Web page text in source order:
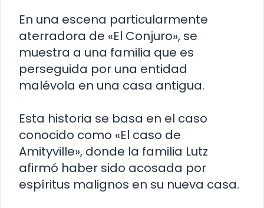
En una escena particularmente
aterradora de «El Conjuro», se
muestra a una familia que es
perseguida por una entidad
malévola en una casa antigua.
Esta historia se basa en el caso
conocido como «El caso de
Amityville», donde la familia Lutz
afirmó haber sido acosada por
espíritus malignos en su nueva casa.